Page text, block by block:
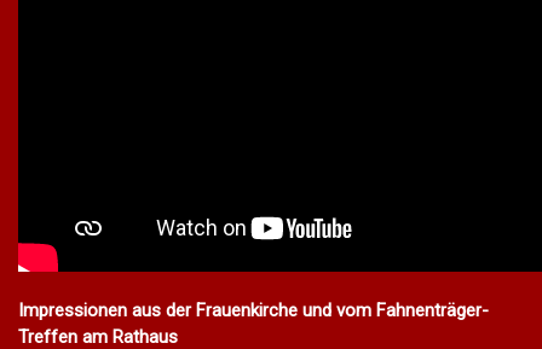
Impressionen aus der Frauenkirche und vom Fahnenträger-
Treffen am Rathaus